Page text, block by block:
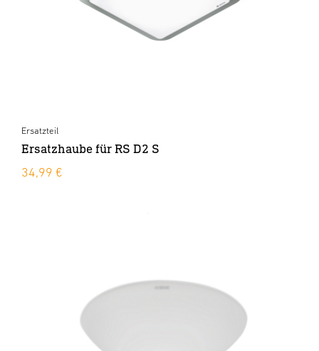
Ersatzteil
Ersatzhaube für RS D2 S
34,99 €